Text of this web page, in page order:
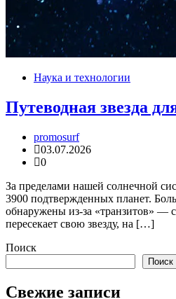
Наука и технологии
Путеводная звезда
promosurf
03.07.2026
0
За пределами нашей солнечной
3900 подтвержденных планет.
обнаружены из-за «транзитов» —
пересекает свою звезду, на […]
Поиск
Поиск
Свежие записи